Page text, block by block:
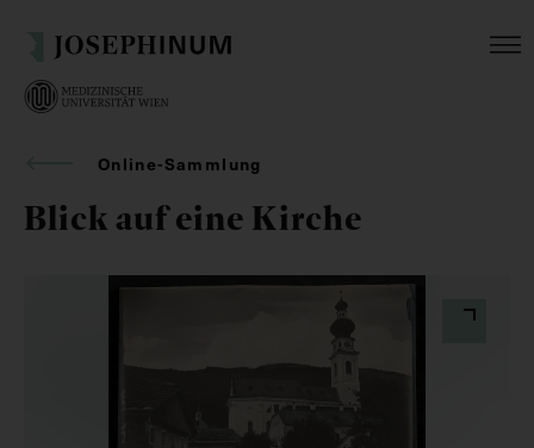
Online-Sammlung
Blick auf eine Kirche